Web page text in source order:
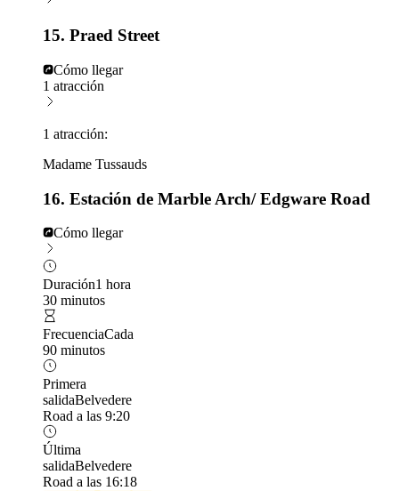
15. Praed Street
Cómo llegar
1 atracción
1 atracción:
Madame Tussauds
16. Estación de Marble Arch/ Edgware Road
Cómo llegar
Duración1 hora
30 minutos
FrecuenciaCada
90 minutos
Primera
salidaBelvedere
Road a las 9:20
Última
salidaBelvedere
Road a las 16:18